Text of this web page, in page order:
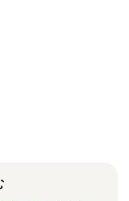
しょう。